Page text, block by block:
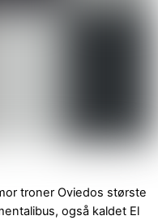
troner Oviedos største
også kaldet El